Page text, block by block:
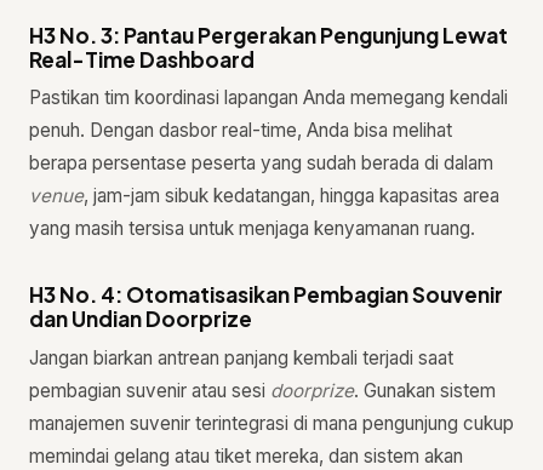
H3 No. 3: Pantau Pergerakan Pengunjung Lewat
Real-Time Dashboard
Pastikan tim koordinasi lapangan Anda memegang kendali
penuh. Dengan dasbor real-time, Anda bisa melihat
berapa persentase peserta yang sudah berada di dalam
venue, jam-jam sibuk kedatangan, hingga kapasitas area
yang masih tersisa untuk menjaga kenyamanan ruang.
H3 No. 4: Otomatisasikan Pembagian Souvenir
dan Undian Doorprize
Jangan biarkan antrean panjang kembali terjadi saat
pembagian suvenir atau sesi doorprize. Gunakan sistem
manajemen suvenir terintegrasi di mana pengunjung cukup
memindai gelang atau tiket mereka, dan sistem akan